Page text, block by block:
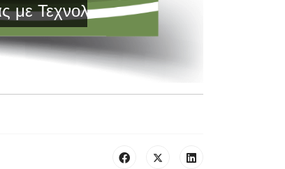
Αιχμής και Έγκυρη